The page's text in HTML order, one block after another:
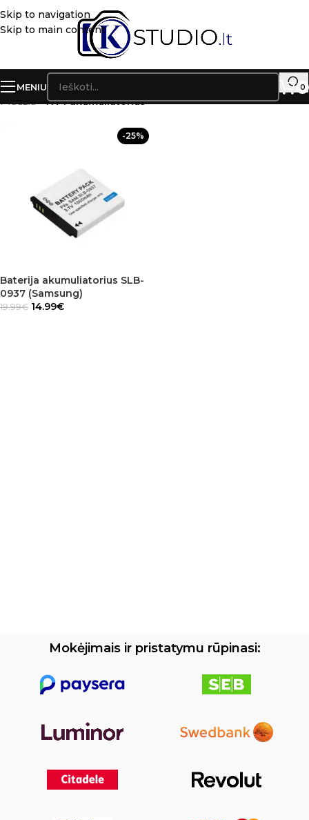
Skip to navigation
Skip to main content
MENIU 0
Pradžia»NV4 akumuliatorius
-25%
Baterija akumuliatorius SLB-
0937 (Samsung)
19.99€ 14.99€
Mokėjimais ir pristatymu rūpinasi: